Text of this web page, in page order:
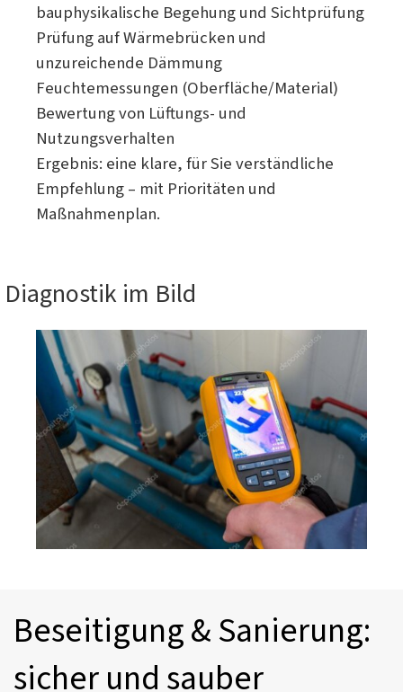
bauphysikalische Begehung und Sichtprüfung
Prüfung auf Wärmebrücken und
unzureichende Dämmung
Feuchtemessungen (Oberfläche/Material)
Bewertung von Lüftungs- und
Nutzungsverhalten
Ergebnis: eine klare, für Sie verständliche
Empfehlung – mit Prioritäten und
Maßnahmenplan.
Diagnostik im Bild
Beseitigung & Sanierung:
sicher und sauber